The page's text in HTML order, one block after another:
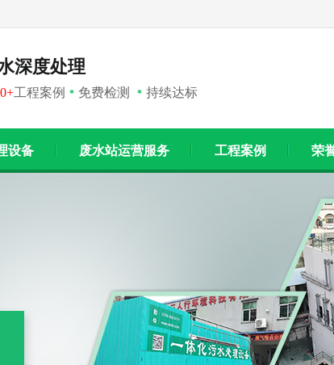
深度处理
工程案例 * 免费检测 * 持续达标
设备 废水站运营服务 工程案例 荣